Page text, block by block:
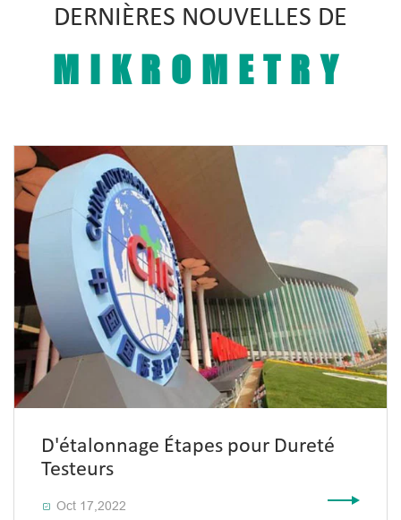
DERNIÈRES NOUVELLES DE
MIKROMETRY
D'étalonnage Étapes pour Dureté
Testeurs
 Oct 17,2022